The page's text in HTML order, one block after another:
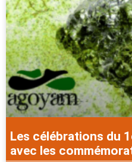
Les célébrations du
avec les